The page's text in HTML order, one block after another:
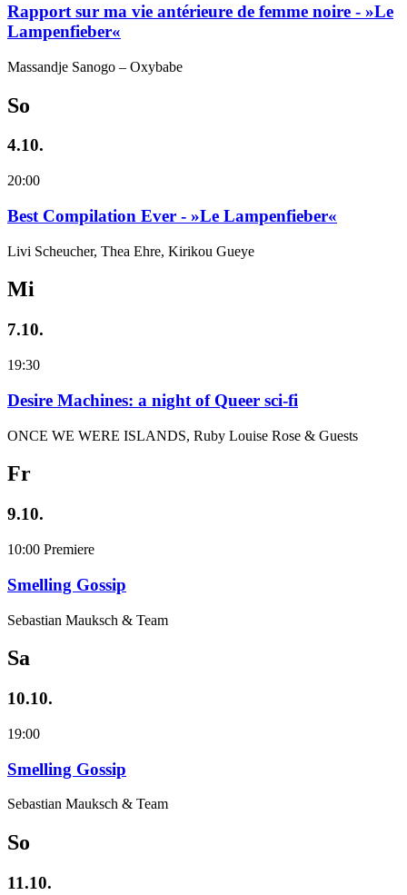
Rapport sur ma vie antérieure de femme noire - »Le
Lampenfieber«
Massandje Sanogo – Oxybabe
So
4.10.
20:00
Best Compilation Ever - »Le Lampenfieber«
Livi Scheucher, Thea Ehre, Kirikou Gueye
Mi
7.10.
19:30
Desire Machines: a night of Queer sci-fi
ONCE WE WERE ISLANDS, Ruby Louise Rose & Guests
Fr
9.10.
10:00 Premiere
Smelling Gossip
Sebastian Mauksch & Team
Sa
10.10.
19:00
Smelling Gossip
Sebastian Mauksch & Team
So
11.10.